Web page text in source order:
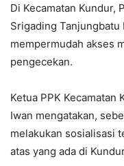
Di Kecamatan Kundur,
Srigading
mempermudah akses
pengecekan.
Ketua PPK Kecamatan
Iwan mengatakan,
melakukan sosialisasi
atas yang ada di